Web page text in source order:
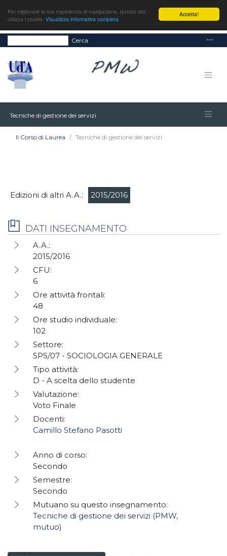
Accetta!
Per migliorare la tua esperienza di navigazione, questo sito
utilizza i cookie. Visualizza informativa completa
Cerca
Tecniche di gestione dei servizi
Il Corso di Laurea Tecniche di gestione dei servizi
Edizioni di altri A.A.: 2015/2016
DATI INSEGNAMENTO
A.A.:
2015/2016
CFU:
6
Ore attività frontali:
48
Ore studio individuale:
102
Settore:
SPS/07 - SOCIOLOGIA GENERALE
Tipo attività:
D - A scelta dello studente
Valutazione:
Voto Finale
Docenti:
Camillo Stefano Pasotti
Anno di corso:
Secondo
Semestre:
Secondo
Mutuano su questo insegnamento:
Tecniche di gestione dei servizi (PMW,
mutuo)